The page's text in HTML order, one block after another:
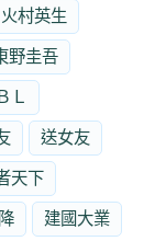
火村英生
野圭吾
ＢＬ
送女友
天下
建國大業